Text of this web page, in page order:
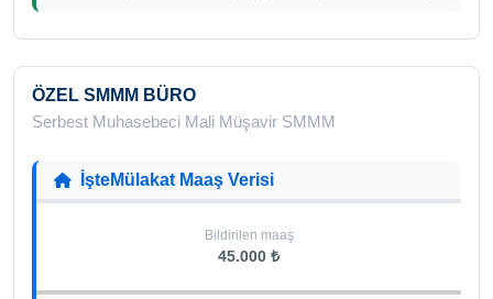
ÖZEL SMMM BÜRO
Serbest Muhasebeci Mali Müşavir SMMM
İşteMülakat Maaş Verisi
Bildirilen maaş
45.000 ₺